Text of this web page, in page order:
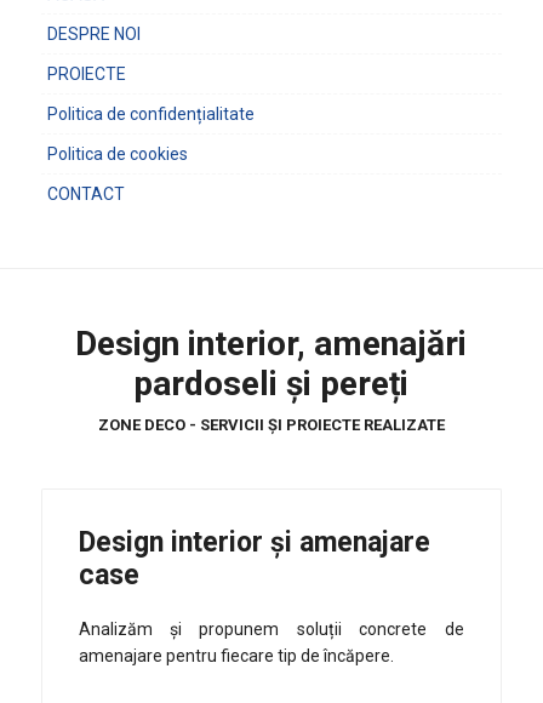
DESPRE NOI
PROIECTE
Politica de confidențialitate
Politica de cookies
CONTACT
Design interior, amenajări
pardoseli și pereți
ZONE DECO - SERVICII ȘI PROIECTE REALIZATE
Design interior și amenajare
case
Analizăm și propunem soluții concrete de
amenajare pentru fiecare tip de încăpere.